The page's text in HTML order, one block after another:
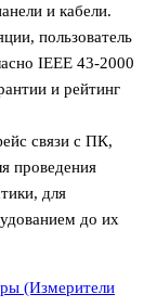
и кабели.
пользователь
IEEE 43-2000
и рейтинг
связи с ПК,
проведения
для
до их
(Измерители